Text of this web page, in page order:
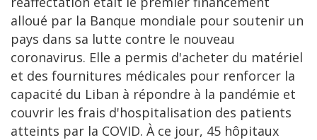
alloué par la Banque mondiale pour soutenir un
pays dans sa lutte contre le nouveau
coronavirus. Elle a permis d'acheter du matériel
et des fournitures médicales pour renforcer la
capacité du Liban à répondre à la pandémie et
couvrir les frais d'hospitalisation des patients
atteints par la COVID. À ce jour, 45 hôpitaux